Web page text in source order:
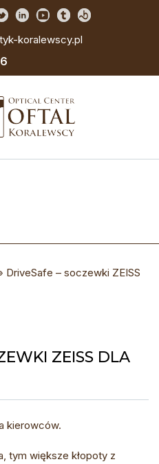
koralewscy.pl
DriveSafe – soczewki ZEISS
ZEISS DLA
kierowców.
tym większe kłopoty z